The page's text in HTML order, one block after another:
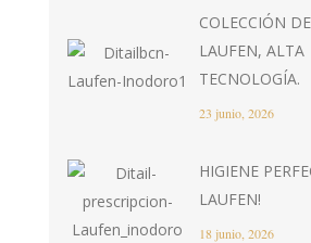
COLECCIÓN
LAUFEN, ALTA
TECNOLOGÍA.
23 junio, 2026
HIGIENE
LAUFEN!
18 junio, 2026